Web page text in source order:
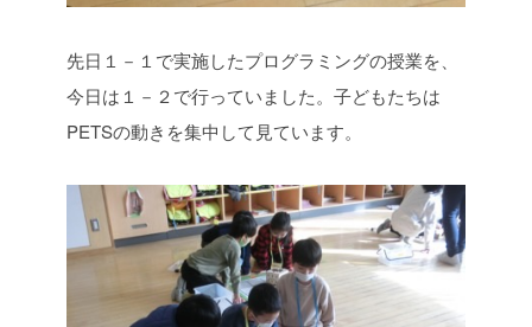
先日１－１で実施したプログラミングの授業を、
今日は１－２で行っていました。子どもたちは
PETSの動きを集中して見ています。